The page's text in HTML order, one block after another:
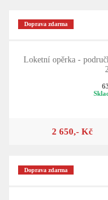
Doprava zdarma
Loketní opěrka -
2 650,- Kč
Doprava zdarma